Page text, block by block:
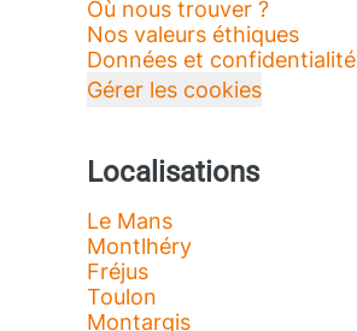
Où nous trouver ?
Nos valeurs éthiques
Données et confidentialité
Gérer les cookies
Localisations
Le Mans
Montlhéry
Fréjus
Toulon
Montargis